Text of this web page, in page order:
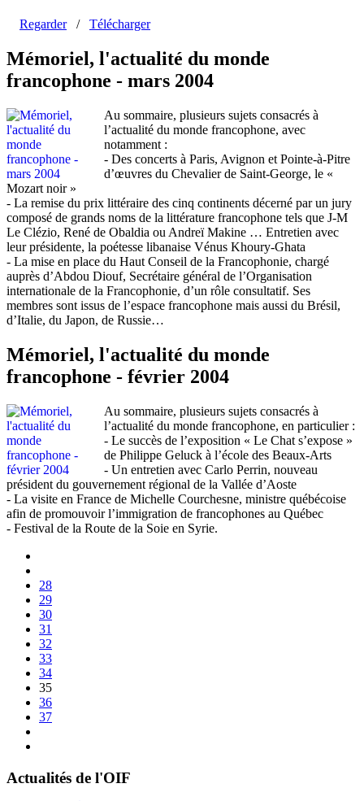
Regarder/ Télécharger
Mémoriel, l'actualité du monde
francophone - mars 2004
Au sommaire, plusieurs sujets consacrés à
l’actualité du monde francophone, avec
notamment :
- Des concerts à Paris, Avignon et Pointe-à-Pitre
d’œuvres du Chevalier de Saint-George, le «
Mozart noir »
- La remise du prix littéraire des cinq continents décerné par un jury
composé de grands noms de la littérature francophone tels que J-M
Le Clézio, René de Obaldia ou Andreï Makine … Entretien avec
leur présidente, la poétesse libanaise Vénus Khoury-Ghata
- La mise en place du Haut Conseil de la Francophonie, chargé
auprès d’Abdou Diouf, Secrétaire général de l’Organisation
internationale de la Francophonie, d’un rôle consultatif. Ses
membres sont issus de l’espace francophone mais aussi du Brésil,
d’Italie, du Japon, de Russie…
Mémoriel, l'actualité du monde
francophone - février 2004
Au sommaire, plusieurs sujets consacrés à
l’actualité du monde francophone, en particulier :
- Le succès de l’exposition « Le Chat s’expose »
de Philippe Geluck à l’école des Beaux-Arts
- Un entretien avec Carlo Perrin, nouveau
président du gouvernement régional de la Vallée d’Aoste
- La visite en France de Michelle Courchesne, ministre québécoise
afin de promouvoir l’immigration de francophones au Québec
- Festival de la Route de la Soie en Syrie.
28
29
30
31
32
33
34
35
36
37
Actualités de l'OIF